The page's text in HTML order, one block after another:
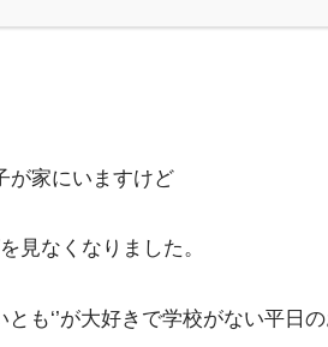
が家にいますけど
見なくなりました。
とも‘’が大好きで学校がない平日